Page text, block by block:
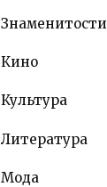
Знаменитости
Кино
Культура
Литература
Мода